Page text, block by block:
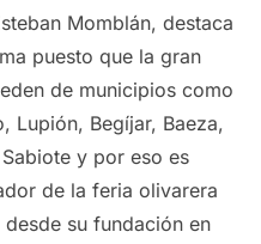
Momblán, destaca
puesto que la gran
de municipios como
Lupión, Begíjar, Baeza,
y por eso es
de la feria olivarera
su fundación en